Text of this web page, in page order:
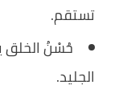
تستقم.
حُسْنُ الخلق
الجليد.